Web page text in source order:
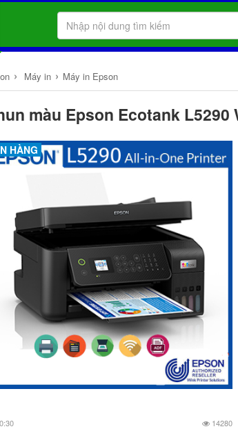
› Máy in › Máy in Epson
màu Epson Ecotank
HÀNG
14280